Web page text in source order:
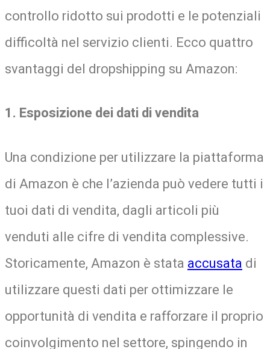
controllo ridotto sui prodotti e le potenziali
difficoltà nel servizio clienti. Ecco quattro
svantaggi del dropshipping su Amazon:
1. Esposizione dei dati di vendita
Una condizione per utilizzare la piattaforma
di Amazon è che l’azienda può vedere tutti i
tuoi dati di vendita, dagli articoli più
venduti alle cifre di vendita complessive.
Storicamente, Amazon è stata accusata di
utilizzare questi dati per ottimizzare le
opportunità di vendita e rafforzare il proprio
coinvolgimento nel settore, spingendo in